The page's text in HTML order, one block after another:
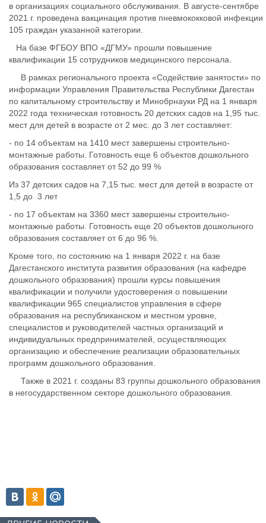
в организациях социального обслуживания. В августе-сентябре
2021 г. проведена вакцинация против пневмококковой инфекции
105 граждан указанной категории.
На базе ФГБОУ ВПО «ДГМУ» прошли повышение
квалификации 15 сотрудников медицинского персонала.
В рамках регионального проекта «Содействие занятости» по
информации Управления Правительства Республики Дагестан
по капитальному строительству и Минобрнауки РД на 1 января
2022 года техническая готовность 20 детских садов на 1,95 тыс.
мест для детей в возрасте от 2 мес. до 3 лет составляет:
- по 14 объектам на 1410 мест завершены строительно-
монтажные работы. Готовность еще 6 объектов дошкольного
образования составляет от 52 до 99 %
Из 37 детских садов на 7,15 тыс. мест для детей в возрасте от
1,5 до 3 лет
- по 17 объектам на 3360 мест завершены строительно-
монтажные работы. Готовность еще 20 объектов дошкольного
образования составляет от 6 до 96 %.
Кроме того, по состоянию на 1 января 2022 г. на базе
Дагестанского института развития образования (на кафедре
дошкольного образования) прошли курсы повышения
квалификации и получили удостоверения о повышении
квалификации 965 специалистов управления в сфере
образования на республиканском и местном уровне,
специалистов и руководителей частных организаций и
индивидуальных предпринимателей, осуществляющих
организацию и обеспечение реализации образовательных
программ дошкольного образования.
Также в 2021 г. созданы 83 группы дошкольного образования
в негосударственном секторе дошкольного образования.